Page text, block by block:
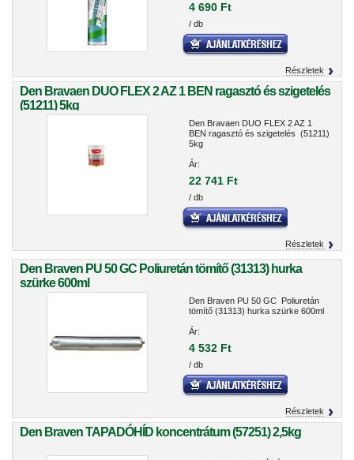
4 690 Ft
/ db
Részletek
Den Bravaen DUO FLEX 2 AZ 1 BEN ragasztó és szigetelés
(51211) 5kg
Den Bravaen DUO FLEX 2 AZ 1
BEN ragasztó és szigetelés (51211)
5kg
Ár:
22 741 Ft
/ db
Részletek
Den Braven PU 50 GC Poliuretán tömítő (31313) hurka
szürke 600ml
Den Braven PU 50 GC Poliuretán
tömítő (31313) hurka szürke 600ml
Ár:
4 532 Ft
/ db
Részletek
Den Braven TAPADÓHÍD koncentrátum (57251) 2,5kg